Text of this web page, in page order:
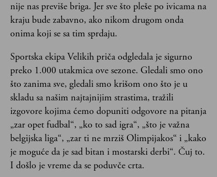
nije nas previše briga. Jer sve što pleše po ivicama na
kraju bude zabavno, ako nikom drugom onda
onima koji se sa tim sprdaju.
Sportska ekipa Velikih priča odgledala je sigurno
preko 1.000 utakmica ove sezone. Gledali smo ono
što zanima sve, gledali smo krišom ono što je u
skladu sa našim najtajnijim strastima, tražili
izgovore kojima ćemo dopuniti odgovore na pitanja
„zar opet fudbal“, „ko to sad igra“, „što je važna
belgijska liga“, „zar ti ne mrziš Olimpijakos“ i „kako
je moguće da je sad bitan i mostarski derbi“. Čuj to.
I došlo je vreme da se poduvče crta.